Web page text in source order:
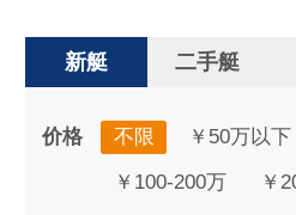
新艇 二手艇
价格 不限 ￥50万以下
￥100-200万 ￥